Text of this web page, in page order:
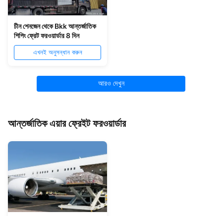
চীন শেনজেন থেকে Bkk আন্তর্জাতিক
শিপিং ফ্রেট ফরওয়ার্ডার 8 দিন
এখনই অনুসন্ধান করুন
আরও দেখুন
আন্তর্জাতিক এয়ার ফ্রেইট ফরওয়ার্ডার